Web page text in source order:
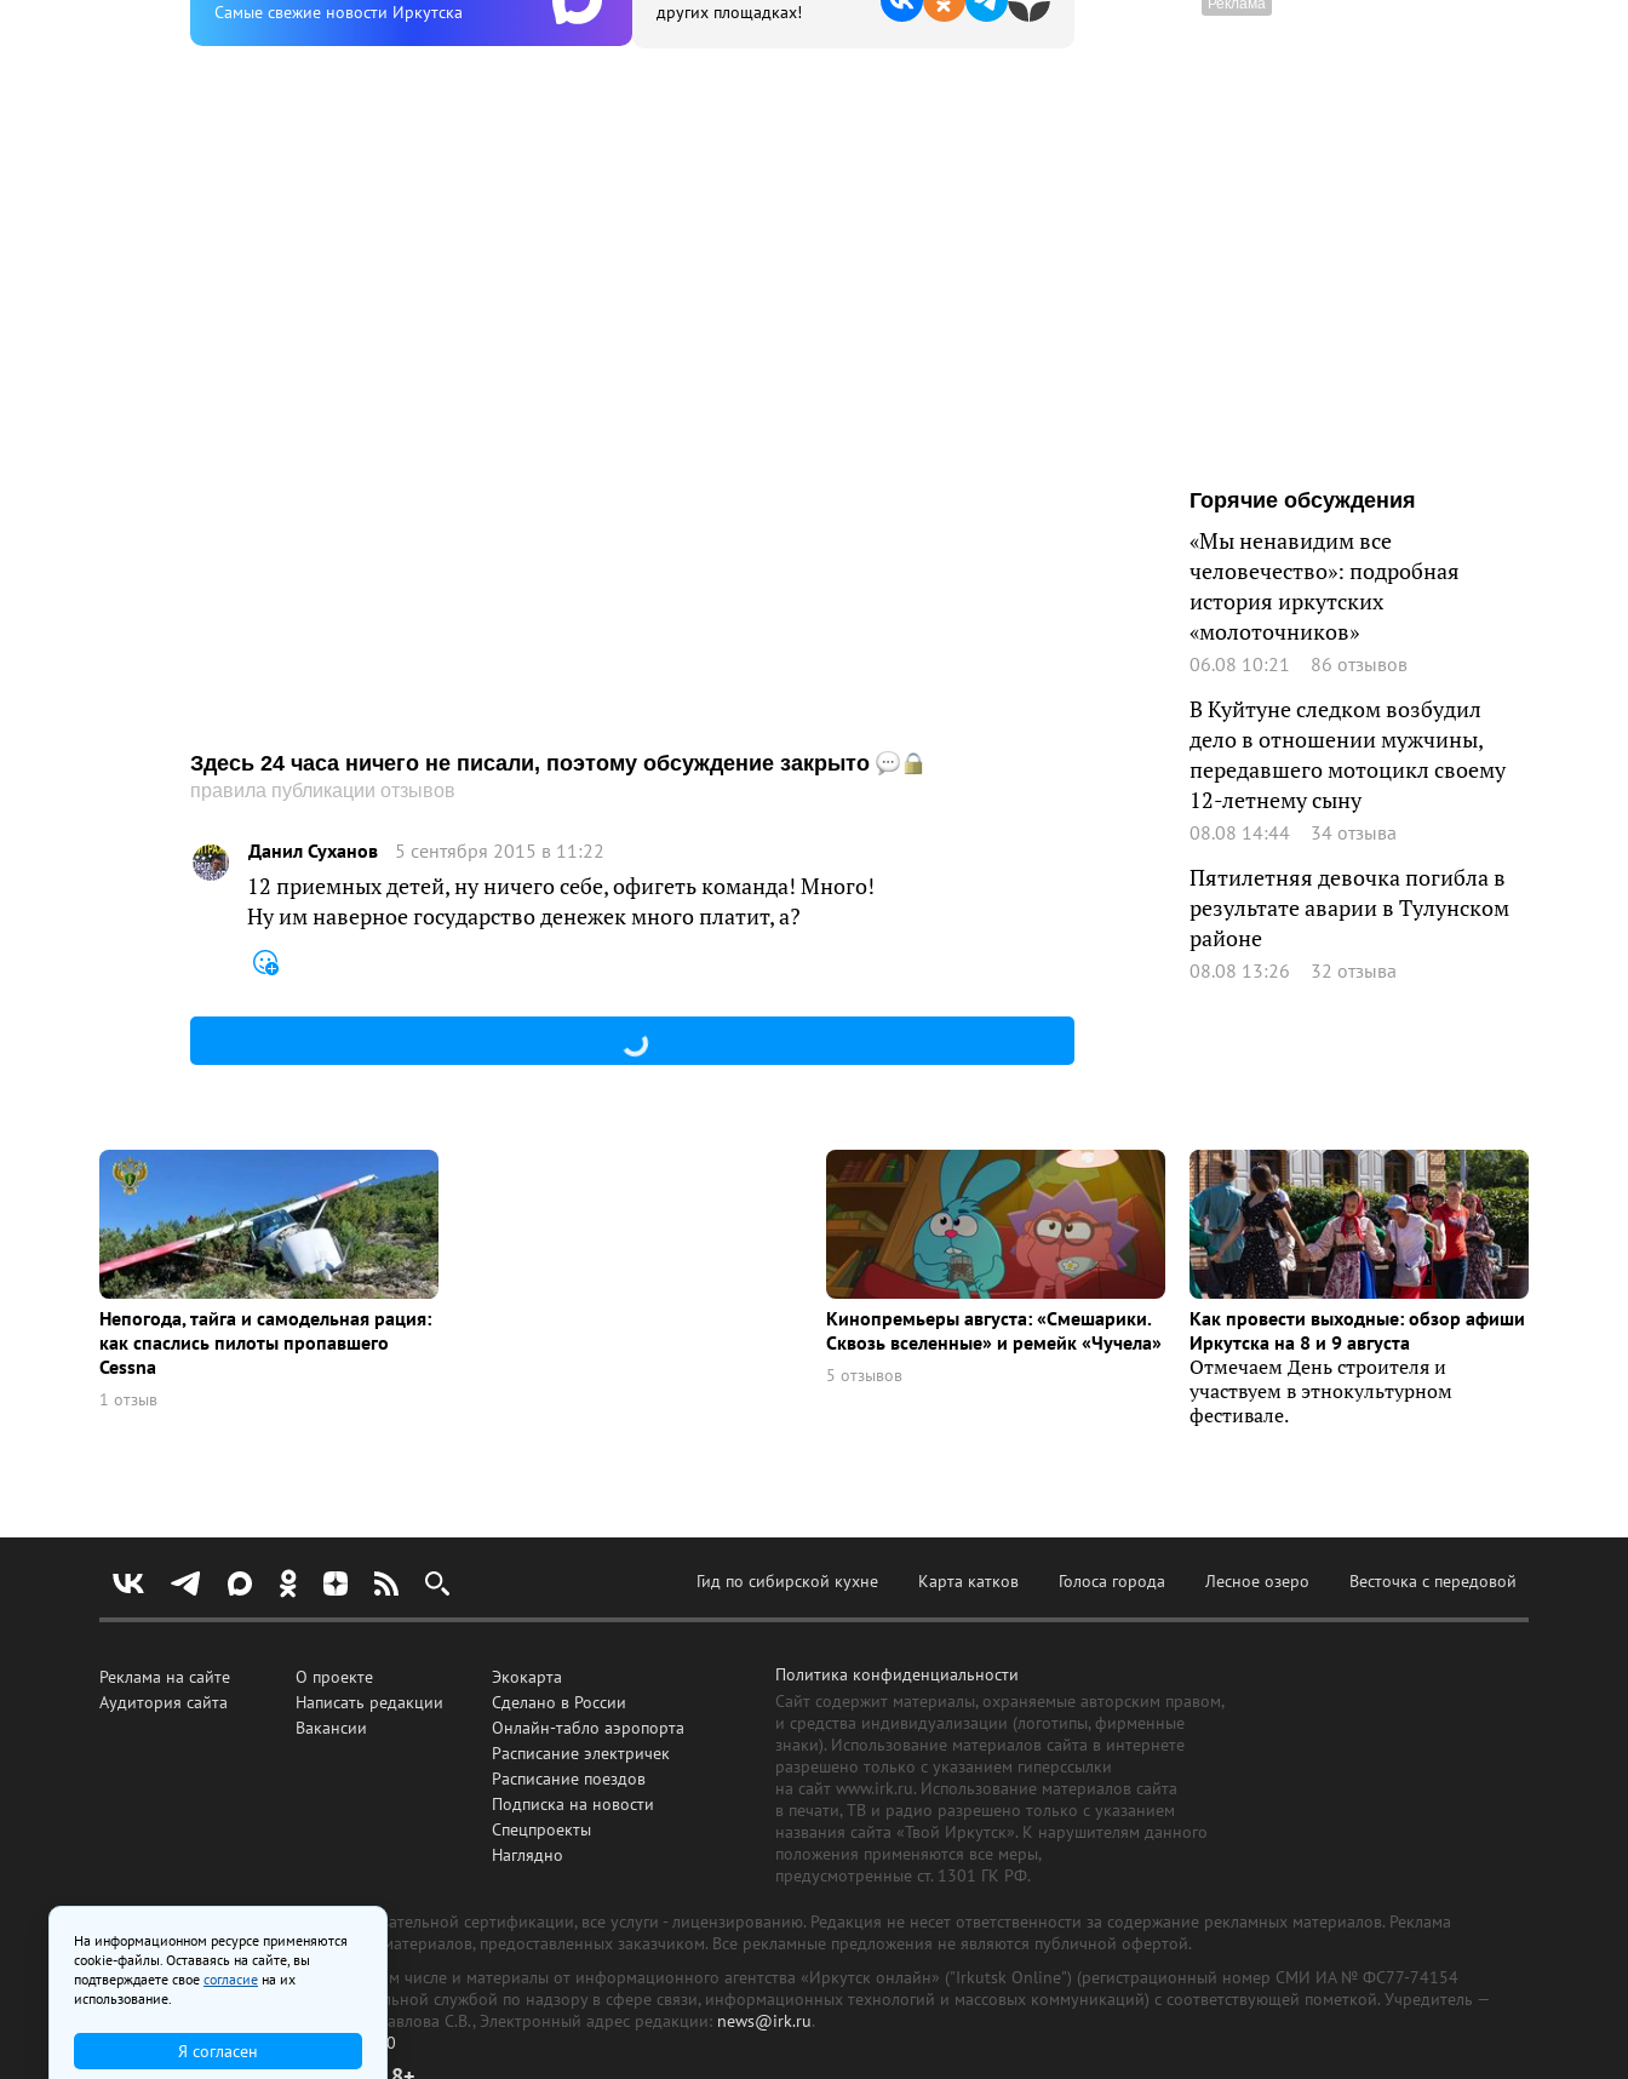
Cамые свежие новости Иркутска
других площадках!
Здесь 24 часа ничего не писали, поэтому обсуждение закрыто
правила публикации отзывов
Данил Суханов 5 сентября 2015 в 11:22
12 приемных детей, ну ничего себе, офигеть команда! Много!
Ну им наверное государство денежек много платит, а?
Горячие обсуждения
«Мы ненавидим все
человечество»: подробная
история иркутских
«молоточников»
06.08 10:21 86 отзывов
В Куйтуне следком возбудил
дело в отношении мужчины,
передавшего мотоцикл своему
12-летнему сыну
08.08 14:44 34 отзыва
Пятилетняя девочка погибла в
результате аварии в Тулунском
районе
08.08 13:26 32 отзыва
Непогода, тайга и самодельная рация:
как спаслись пилоты пропавшего
Cessna
1 отзыв
Кинопремьеры августа: «Смешарики.
Сквозь вселенные» и ремейк «Чучела»
5 отзывов
Как провести выходные: обзор афиши
Иркутска на 8 и 9 августа
Отмечаем День строителя и
участвуем в этнокультурном
фестивале.
Гид по сибирской кухне Карта катков Голоса города Лесное озеро Весточка с передовой
Реклама на сайте
Аудитория сайта
О проекте
Написать редакции
Вакансии
Экокарта
Сделано в России
Онлайн-табло аэропорта
Расписание электричек
Расписание поездов
Подписка на новости
Спецпроекты
Наглядно
Политика конфиденциальности
Сайт содержит материалы, охраняемые авторским правом,
и средства индивидуализации (логотипы, фирменные
знаки). Использование материалов сайта в интернете
разрешено только с указанием гиперссылки
на сайт www.irk.ru. Использование материалов сайта
в печати, ТВ и радио разрешено только с указанием
названия сайта «Твой Иркутск». К нарушителям данного
положения применяются все меры,
предусмотренные ст. 1301 ГК РФ.
Все рекламные товары подлежат обязательной сертификации, все услуги - лицензированию. Редакция не несет ответственности за содержание рекламных материалов. Реклама
изготовлена и размещена на основе материалов, предоставленных заказчиком. Все рекламные предложения не являются публичной офертой.
На сайте www.irk.ru размещаются в том числе и материалы от информационного агентства «Иркутск онлайн» ("Irkutsk Online") (регистрационный номер СМИ ИА № ФС77-74154
от 29 октября 2018 г., выдан Федеральной службой по надзору в сфере связи, информационных технологий и массовых коммуникаций) с соответствующей пометкой. Учредитель —
ООО «Ирк.ру». Главный редактор — Павлова С.В., Электронный адрес редакции: news@irk.ru.
Телефон редакции:
+7 (3952) 48-88-50
На информационном ресурсе применяются
cookie-файлы. Оставаясь на сайте, вы
подтверждаете свое согласие на их
использование.
Я согласен